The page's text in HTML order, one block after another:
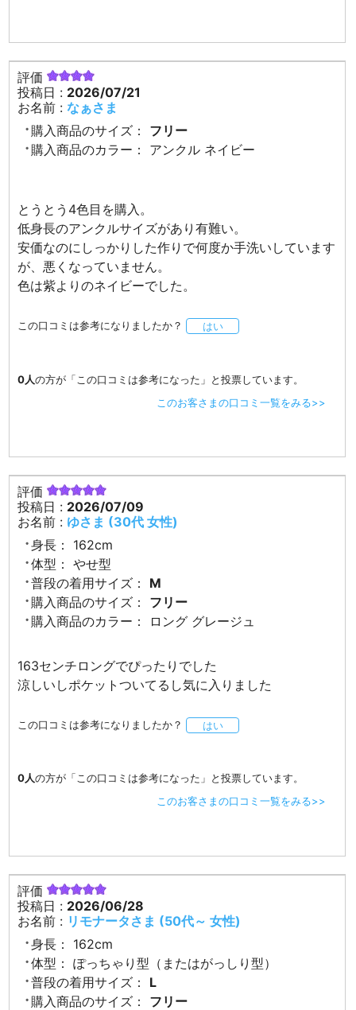
評価
投稿日 : 2026/07/21
お名前 :なぁさま
購入商品のサイズ：
フリー
購入商品のカラー：
アンクル ネイビー
とうとう4色目を購入。
低身長のアンクルサイズがあり有難い。
安価なのにしっかりした作りで何度か手洗いしています
が、悪くなっていません。
色は紫よりのネイビーでした。
この口コミは参考になりましたか？ はい
0人の方が「この口コミは参考になった」と投票しています。
このお客さまの口コミ一覧をみる>>
評価
投稿日 : 2026/07/09
お名前 : ゆさま (30代 女性)
身長：
162cm
体型：
やせ型
普段の着用サイズ：
M
購入商品のサイズ：
フリー
購入商品のカラー：
ロング グレージュ
163センチロングでぴったりでした
涼しいしポケットついてるし気に入りました
この口コミは参考になりましたか？ はい
0人の方が「この口コミは参考になった」と投票しています。
このお客さまの口コミ一覧をみる>>
評価
投稿日 : 2026/06/28
お名前 : リモナータさま (50代～ 女性)
身長：
162cm
体型：
ぽっちゃり型（またはがっしり型）
普段の着用サイズ：
L
購入商品のサイズ：
フリー